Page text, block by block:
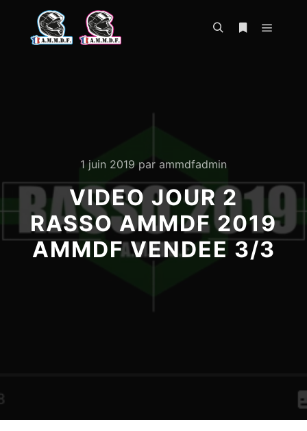
1 juin 2019 par ammdfadmin
VIDEO JOUR 2
RASSO AMMDF 2019
AMMDF VENDEE 3/3